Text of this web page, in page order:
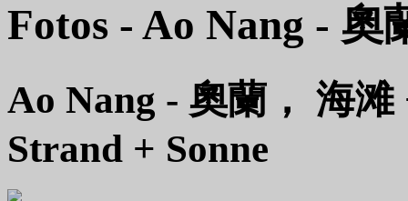
Fotos - Ao Nang - 奧
Ao Nang - 奧蘭， 海滩
Strand + Sonne